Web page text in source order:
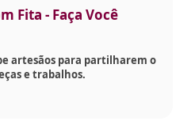
Fita - Faça Você
artesãos para partilharem o
e trabalhos.